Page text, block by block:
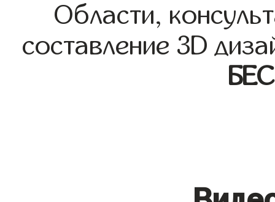
Области,
составление 3D